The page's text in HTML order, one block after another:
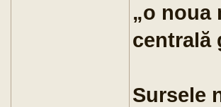
„o noua
centrală
Sursele